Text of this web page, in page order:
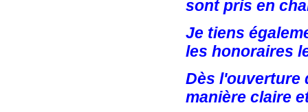
sont pris en
Je tiens
les honoraires
Dès l'ouverture
manière claire